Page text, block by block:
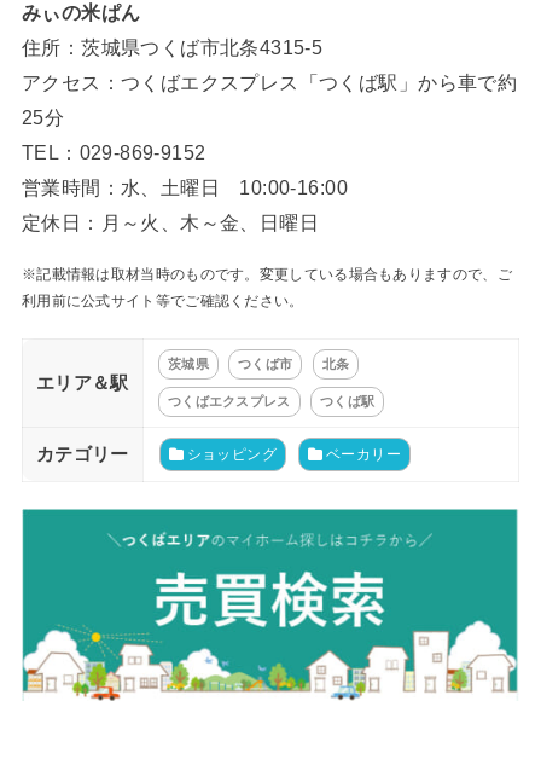
みぃの米ぱん
住所：茨城県つくば市北条4315-5
アクセス：つくばエクスプレス「つくば駅」から車で約
25分
TEL：029-869-9152
営業時間：水、土曜日 10:00-16:00
定休日：月～火、木～金、日曜日
※記載情報は取材当時のものです。変更している場合もありますので、ご
利用前に公式サイト等でご確認ください。
エリア＆駅
茨城県 つくば市 北条
つくばエクスプレス つくば駅
カテゴリー ショッピング ベーカリー